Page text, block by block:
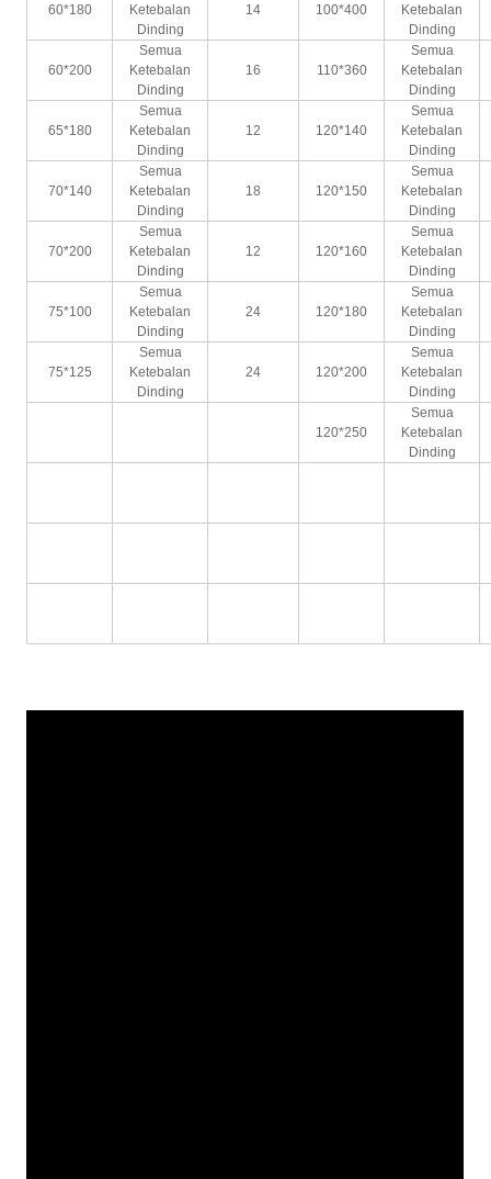
60*180
Ketebalan
Dinding
14 100*400
Ketebalan
Dinding
60*200
Semua
Ketebalan
Dinding
16 110*360
Semua
Ketebalan
Dinding
65*180
Semua
Ketebalan
Dinding
12 120*140
Semua
Ketebalan
Dinding
70*140
Semua
Ketebalan
Dinding
18 120*150
Semua
Ketebalan
Dinding
70*200
Semua
Ketebalan
Dinding
12 120*160
Semua
Ketebalan
Dinding
75*100
Semua
Ketebalan
Dinding
24 120*180
Semua
Ketebalan
Dinding
75*125
Semua
Ketebalan
Dinding
24 120*200
Semua
Ketebalan
Dinding
120*250
Semua
Ketebalan
Dinding